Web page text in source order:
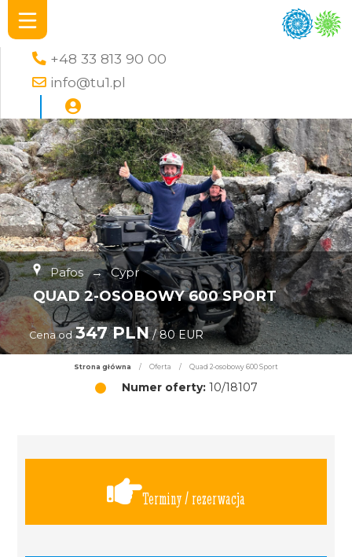
+48 33 813 90 00
info@tu1.pl
Pafos → Cypr
QUAD 2-OSOBOWY 600 SPORT
Cena od 347 PLN/ 80 EUR
Strona główna / Oferta / Quad 2-osobowy 600 Sport
Numer oferty:10/18107
Terminy / rezerwacja